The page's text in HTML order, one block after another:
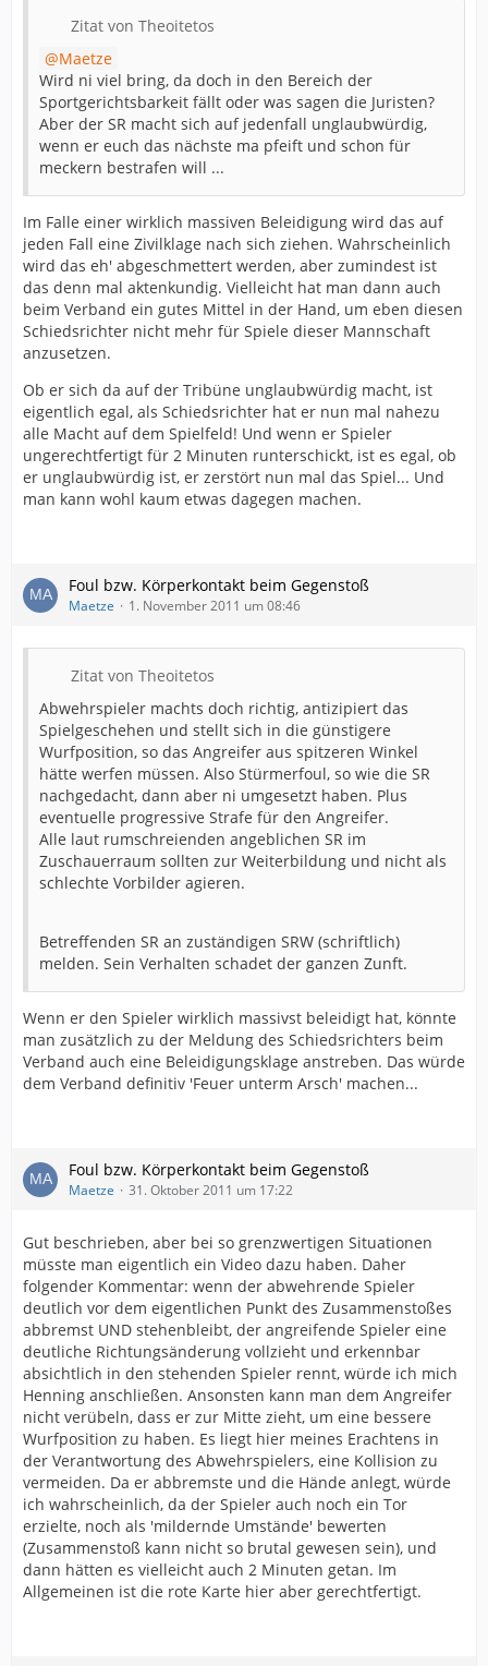
Zitat von Theoitetos
Maetze
Wird ni viel bring, da doch in den Bereich der
Sportgerichtsbarkeit fällt oder was sagen die Juristen?
Aber der SR macht sich auf jedenfall unglaubwürdig,
wenn er euch das nächste ma pfeift und schon für
meckern bestrafen will ...
Im Falle einer wirklich massiven Beleidigung wird das auf
jeden Fall eine Zivilklage nach sich ziehen. Wahrscheinlich
wird das eh' abgeschmettert werden, aber zumindest ist
das denn mal aktenkundig. Vielleicht hat man dann auch
beim Verband ein gutes Mittel in der Hand, um eben diesen
Schiedsrichter nicht mehr für Spiele dieser Mannschaft
anzusetzen.
Ob er sich da auf der Tribüne unglaubwürdig macht, ist
eigentlich egal, als Schiedsrichter hat er nun mal nahezu
alle Macht auf dem Spielfeld! Und wenn er Spieler
ungerechtfertigt für 2 Minuten runterschickt, ist es egal, ob
er unglaubwürdig ist, er zerstört nun mal das Spiel... Und
man kann wohl kaum etwas dagegen machen.
Foul bzw. Körperkontakt beim Gegenstoß
Maetze 1. November 2011 um 08:46
Zitat von Theoitetos
Abwehrspieler machts doch richtig, antizipiert das
Spielgeschehen und stellt sich in die günstigere
Wurfposition, so das Angreifer aus spitzeren Winkel
hätte werfen müssen. Also Stürmerfoul, so wie die SR
nachgedacht, dann aber ni umgesetzt haben. Plus
eventuelle progressive Strafe für den Angreifer.
Alle laut rumschreienden angeblichen SR im
Zuschauerraum sollten zur Weiterbildung und nicht als
schlechte Vorbilder agieren.
Betreffenden SR an zuständigen SRW (schriftlich)
melden. Sein Verhalten schadet der ganzen Zunft.
Wenn er den Spieler wirklich massivst beleidigt hat, könnte
man zusätzlich zu der Meldung des Schiedsrichters beim
Verband auch eine Beleidigungsklage anstreben. Das würde
dem Verband definitiv 'Feuer unterm Arsch' machen...
Foul bzw. Körperkontakt beim Gegenstoß
Maetze 31. Oktober 2011 um 17:22
Gut beschrieben, aber bei so grenzwertigen Situationen
müsste man eigentlich ein Video dazu haben. Daher
folgender Kommentar: wenn der abwehrende Spieler
deutlich vor dem eigentlichen Punkt des Zusammenstoßes
abbremst UND stehenbleibt, der angreifende Spieler eine
deutliche Richtungsänderung vollzieht und erkennbar
absichtlich in den stehenden Spieler rennt, würde ich mich
Henning anschließen. Ansonsten kann man dem Angreifer
nicht verübeln, dass er zur Mitte zieht, um eine bessere
Wurfposition zu haben. Es liegt hier meines Erachtens in
der Verantwortung des Abwehrspielers, eine Kollision zu
vermeiden. Da er abbremste und die Hände anlegt, würde
ich wahrscheinlich, da der Spieler auch noch ein Tor
erzielte, noch als 'mildernde Umstände' bewerten
(Zusammenstoß kann nicht so brutal gewesen sein), und
dann hätten es vielleicht auch 2 Minuten getan. Im
Allgemeinen ist die rote Karte hier aber gerechtfertigt.